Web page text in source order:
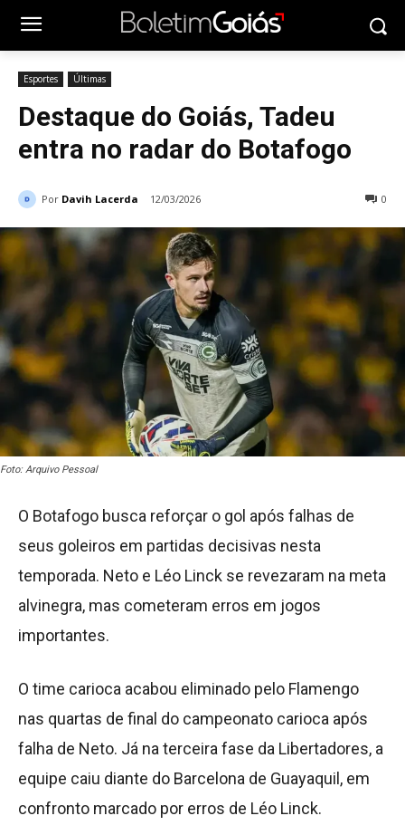
Esportes Últimas
Destaque do Goiás, Tadeu
entra no radar do Botafogo
Por Davih Lacerda 12/03/2026 0
Foto: Arquivo Pessoal
O Botafogo busca reforçar o gol após falhas de
seus goleiros em partidas decisivas nesta
temporada. Neto e Léo Linck se revezaram na meta
alvinegra, mas cometeram erros em jogos
importantes.
O time carioca acabou eliminado pelo Flamengo
nas quartas de final do campeonato carioca após
falha de Neto. Já na terceira fase da Libertadores, a
equipe caiu diante do Barcelona de Guayaquil, em
confronto marcado por erros de Léo Linck.